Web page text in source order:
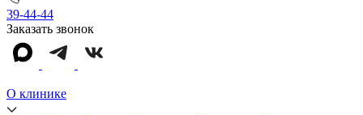
39-44-44
Заказать звонок
О клинике